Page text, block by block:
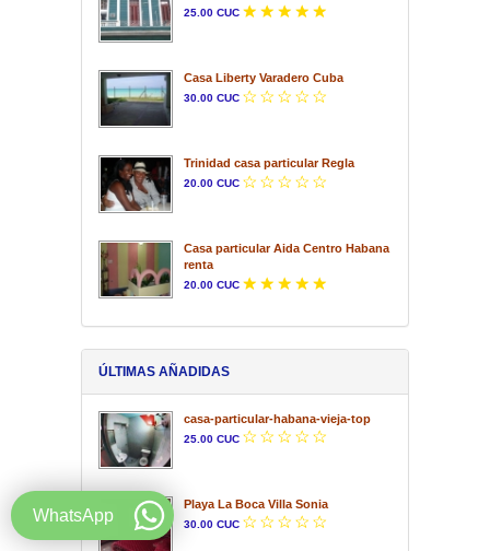
25.00 CUC
Casa Liberty Varadero Cuba
30.00 CUC
Trinidad casa particular Regla
20.00 CUC
Casa particular Aida Centro Habana
renta
20.00 CUC
ÚLTIMAS AÑADIDAS
casa-particular-habana-vieja-top
25.00 CUC
Playa La Boca Villa Sonia
30.00 CUC
WhatsApp